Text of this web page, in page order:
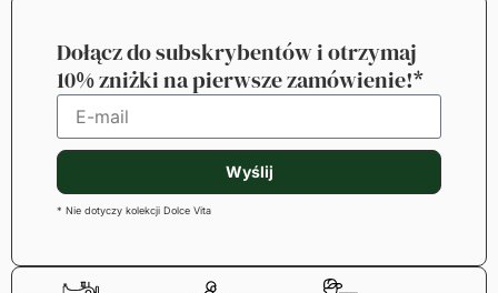
Dołącz do subskrybentów i otrzymaj
10% zniżki na pierwsze zamówienie!*
Wyślij
* Nie dotyczy kolekcji Dolce Vita